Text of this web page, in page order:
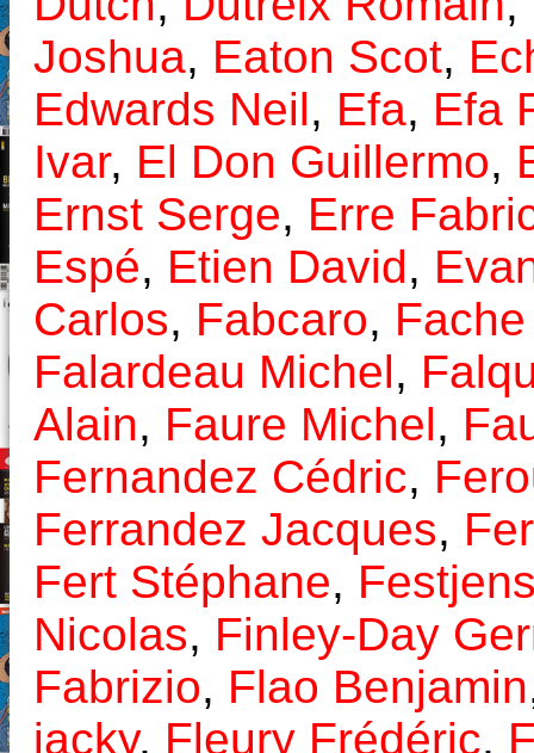
Joshua, Eaton Scot,
Edwards Neil, Efa, Efa
Ivar, El Don Guillermo,
Ernst Serge, Erre
Espé, Etien David,
Carlos, Fabcaro,
Falardeau Michel,
Alain, Faure Michel,
Fernandez Cédric,
Ferrandez Jacques,
Fert Stéphane,
Nicolas, Finley-Day
Fabrizio, Flao Benjamin
jacky, Fleury Frédéric,